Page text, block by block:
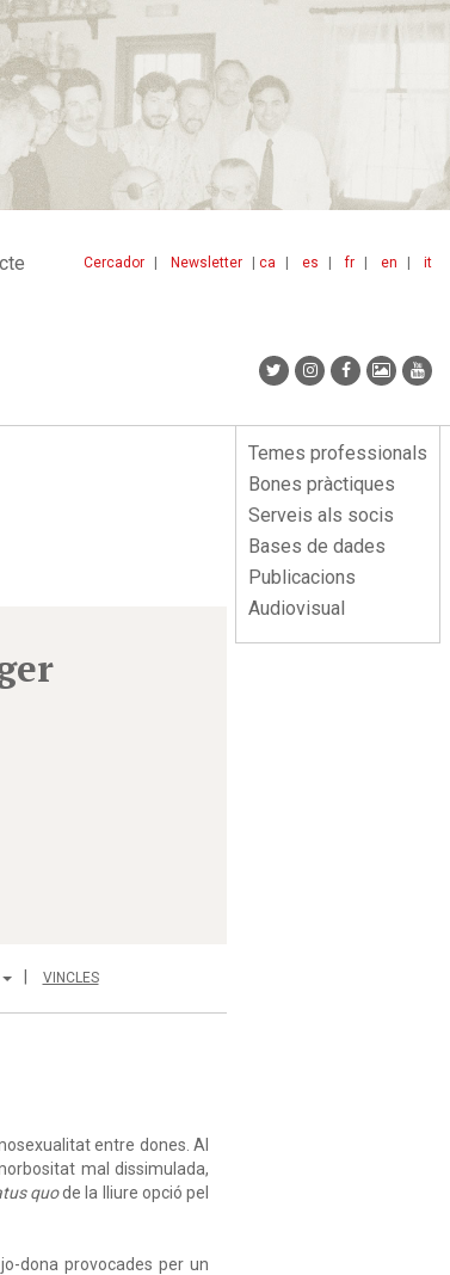
ca es fr en it
Cercador Newsletter
Menu
lateral
Temes professionals
Bones pràctiques
Serveis als socis
Bases de dades
Publicacions
Audiovisual
VINCLES
entre dones. Al
mal dissimulada,
quode la lliure opció pel
dona provocades per un